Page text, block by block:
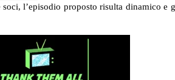
l’episodio proposto risulta dinamico e